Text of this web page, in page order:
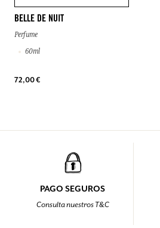
BELLE DE NUIT
Perfume
60ml
72,00 €
PAGO SEGUROS
Consulta nuestros T&C